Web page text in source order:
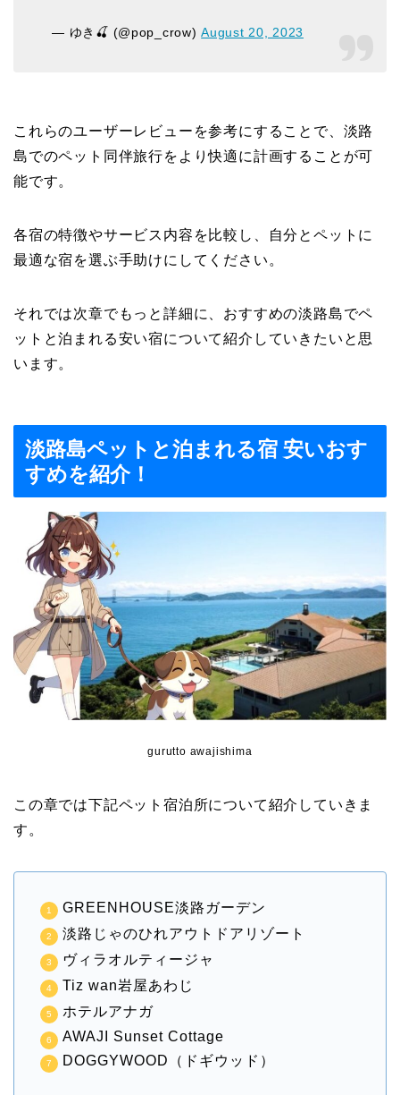
— ゆき🍒 (@pop_crow)August 20, 2023
これらのユーザーレビューを参考にすることで、淡路
島でのペット同伴旅行をより快適に計画することが可
能です。
各宿の特徴やサービス内容を比較し、自分とペットに
最適な宿を選ぶ手助けにしてください。
それでは次章でもっと詳細に、おすすめの淡路島でペ
ットと泊まれる安い宿について紹介していきたいと思
います。
淡路島ペットと泊まれる宿 安いおす
すめを紹介！
gurutto awajishima
この章では下記ペット宿泊所について紹介していきま
す。
GREENHOUSE淡路ガーデン
淡路じゃのひれアウトドアリゾート
ヴィラオルティージャ
Tiz wan岩屋あわじ
ホテルアナガ
AWAJI Sunset Cottage
DOGGYWOOD（ドギウッド）